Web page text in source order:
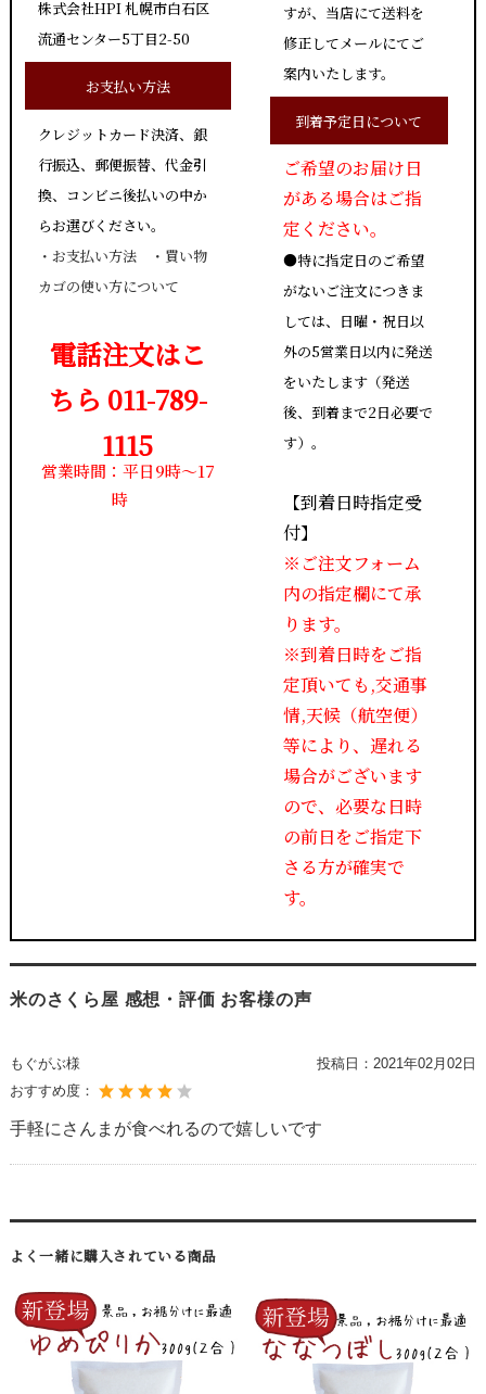
株式会社HPI 札幌市白石区
流通センター5丁目2-50
お支払い方法
クレジットカード決済、銀
行振込、郵便振替、代金引
換、コンビニ後払いの中か
らお選びください。
・ お支払い方法・ 買い物
カゴの使い方について
電話注文はこ
ちら 011-789-
1115
営業時間：平日9時～17
時
すが、当店にて送料を
修正してメールにてご
案内いたします。
到着予定日について
ご希望のお届け日
がある場合はご指
定ください。
●特に指定日のご希望
がないご注文につきま
しては、日曜・祝日以
外の5営業日以内に発送
をいたします（発送
後、到着まで2日必要で
す）。
【到着日時指定受
付】
※ご注文フォーム
内の指定欄にて承
ります。
※到着日時をご指
定頂いても,交通事
情,天候（航空便）
等により、遅れる
場合がございます
ので、必要な日時
の前日をご指定下
さる方が確実で
す。
米のさくら屋 感想・評価 お客様の声
もぐがぶ様 投稿日： 2021年02月02日
おすすめ度：
手軽にさんまが食べれるので嬉しいです
よく一緒に購入されている商品